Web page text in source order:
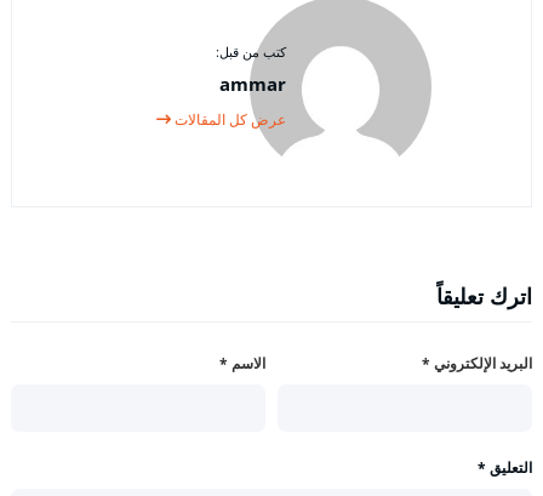
كتب من قبل:
ammar
عرض كل المقالات
اترك تعليقاً
الاسم * البريد الإلكتروني *
التعليق *